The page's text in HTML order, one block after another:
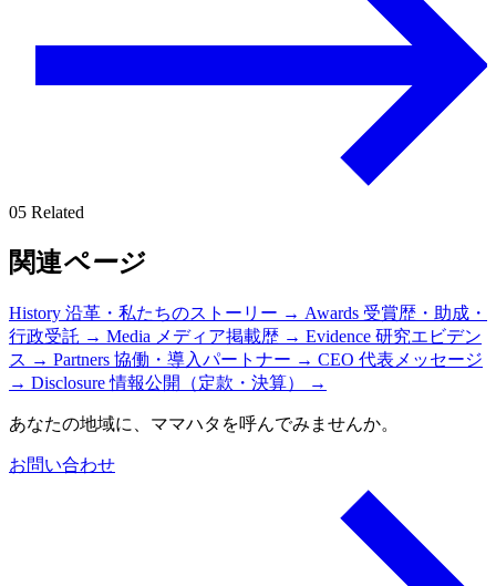
05 Related
関連ページ
History 沿革・私たちのストーリー → Awards 受賞歴・助成・
行政受託 → Media メディア掲載歴 → Evidence 研究エビデン
ス → Partners 協働・導入パートナー → CEO 代表メッセージ
→ Disclosure 情報公開（定款・決算） →
あなたの地域に、ママハタを呼んでみませんか。
お問い合わせ